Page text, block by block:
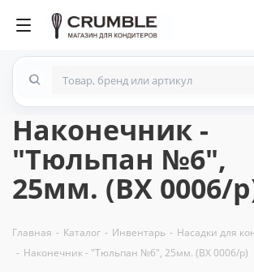
Наконечник -
"Тюльпан №6",
25мм. (BX 0006/
Главная - Каталог - Инвентарь - Насадки для
- Наконечник - "Тюльпан №6", 25мм. (BX 0006/p)